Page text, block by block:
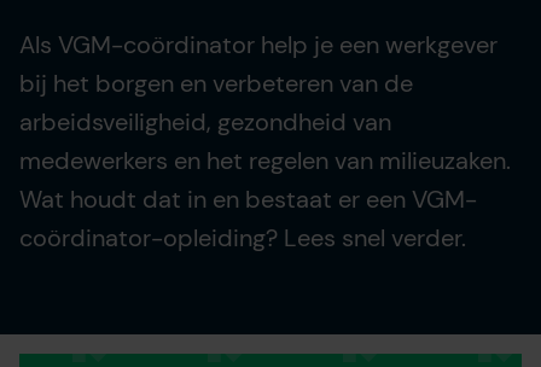
Als VGM-coördinator help je een werkgever
bij het borgen en verbeteren van de
arbeidsveiligheid, gezondheid van
medewerkers en het regelen van milieuzaken.
Wat houdt dat in en bestaat er een VGM-
coördinator-opleiding? Lees snel verder.